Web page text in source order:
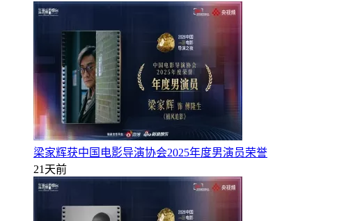
梁家辉获中国电影导演协会2025年度男演员荣誉
21天前